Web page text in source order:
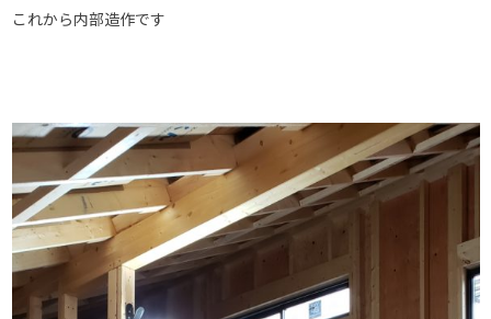
これから内部造作です